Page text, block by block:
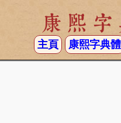
康熙
主頁 康熙字典體